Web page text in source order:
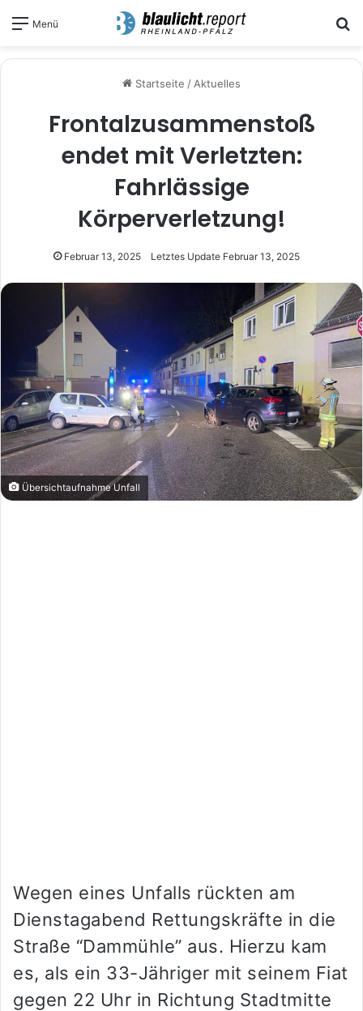
Menü
Startseite / Aktuelles
Frontalzusammenstoß
endet mit Verletzten:
Fahrlässige
Körperverletzung!
Februar 13, 2025 Letztes Update Februar 13, 2025
Übersichtaufnahme Unfall
Wegen eines Unfalls rückten am
Dienstagabend Rettungskräfte in die
Straße “Dammühle” aus. Hierzu kam
es, als ein 33-Jähriger mit seinem Fiat
gegen 22 Uhr in Richtung Stadtmitte